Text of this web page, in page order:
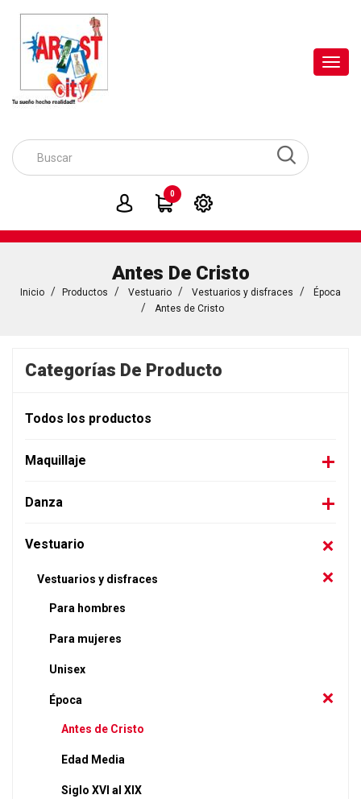
0
Antes De Cristo
Inicio Productos Vestuario Vestuarios y disfraces
Época
Antes de Cristo
Categorías De Producto
Todos los productos
Maquillaje
Danza
Vestuario
Vestuarios y disfraces
Para hombres
Para mujeres
Unisex
Época
Antes de Cristo
Edad Media
Siglo XVI al XIX